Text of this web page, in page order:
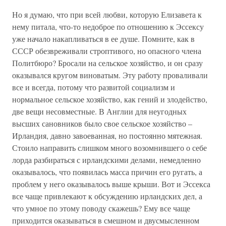
Но я думаю, что при всей любви, которую Елизавета к
нему питала, что-то недоброе по отношению к Эссексу
уже начало накапливаться в ее душе. Помните, как в
СССР обезвреживали строптивого, но опасного члена
Политбюро? Бросали на сельское хозяйство, и он сразу
оказывался кругом виноватым. Эту работу проваливали
все и всегда, потому что развитой социализм и
нормальное сельское хозяйство, как гений и злодейство,
две вещи несовместные. В Англии для неугодных
высших сановников было свое сельское хозяйство –
Ирландия, давно завоеванная, но постоянно мятежная.
Стоило направить слишком много возомнившего о себе
лорда разбираться с ирландскими делами, немедленно
оказывалось, что появилась масса причин его ругать, а
проблем у него оказывалось выше крыши. Вот и Эссекса
все чаще привлекают к обсуждению ирландских дел, а
что умное по этому поводу скажешь? Ему все чаще
приходится оказываться в смешном и двусмысленном